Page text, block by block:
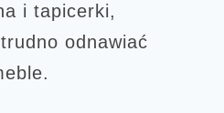
i tapicerki,
odnawiać